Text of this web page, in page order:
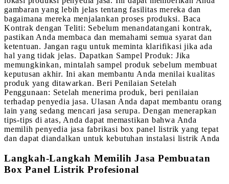
gambaran yang lebih jelas tentang fasilitas mereka dan
bagaimana mereka menjalankan proses produksi. Baca
Kontrak dengan Teliti: Sebelum menandatangani kontrak,
pastikan Anda membaca dan memahami semua syarat dan
ketentuan. Jangan ragu untuk meminta klarifikasi jika ada
hal yang tidak jelas. Dapatkan Sampel Produk: Jika
memungkinkan, mintalah sampel produk sebelum membuat
keputusan akhir. Ini akan membantu Anda menilai kualitas
produk yang ditawarkan. Beri Penilaian Setelah
Penggunaan: Setelah menerima produk, beri penilaian
terhadap penyedia jasa. Ulasan Anda dapat membantu orang
lain yang sedang mencari jasa serupa. Dengan menerapkan
tips-tips di atas, Anda dapat memastikan bahwa Anda
memilih penyedia jasa fabrikasi box panel listrik yang tepat
dan dapat diandalkan untuk kebutuhan instalasi listrik Anda
Langkah-Langkah Memilih Jasa Pembuatan
Box Panel Listrik Profesional